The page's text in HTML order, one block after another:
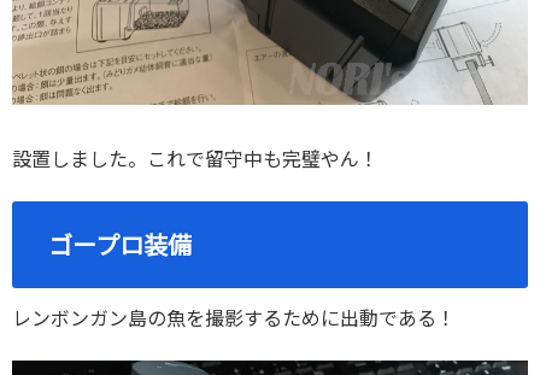
設置しました。これで留守中も完璧やん！
ゴープロ装備
レンボンガン島の魚を撮影するために出動である！